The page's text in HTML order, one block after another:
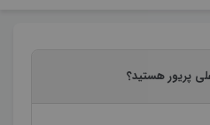
پریور هستید؟